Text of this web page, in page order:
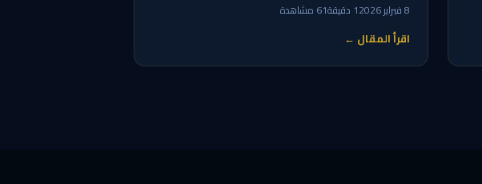
8 فبراير 2026 1 دقيقة 61 مشاهدة
اقرأ المقال ←